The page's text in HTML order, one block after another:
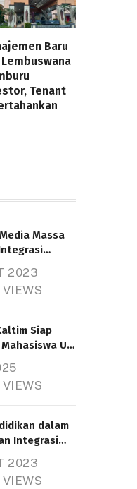
Baru
Tenant
Massa
2023
VIEWS
Siap
UT
VIEWS
dalam
Integrasi
2023
VIEWS